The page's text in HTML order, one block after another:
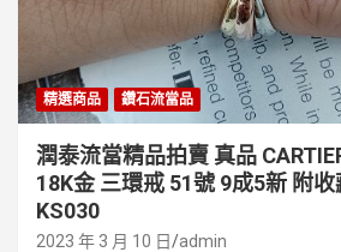
精選商品 鑽石流當品
潤泰流當精品拍賣 真品
18K金 三環戒 51號 9成5新 附
KS030
2023 年 3 月 10 日 admin